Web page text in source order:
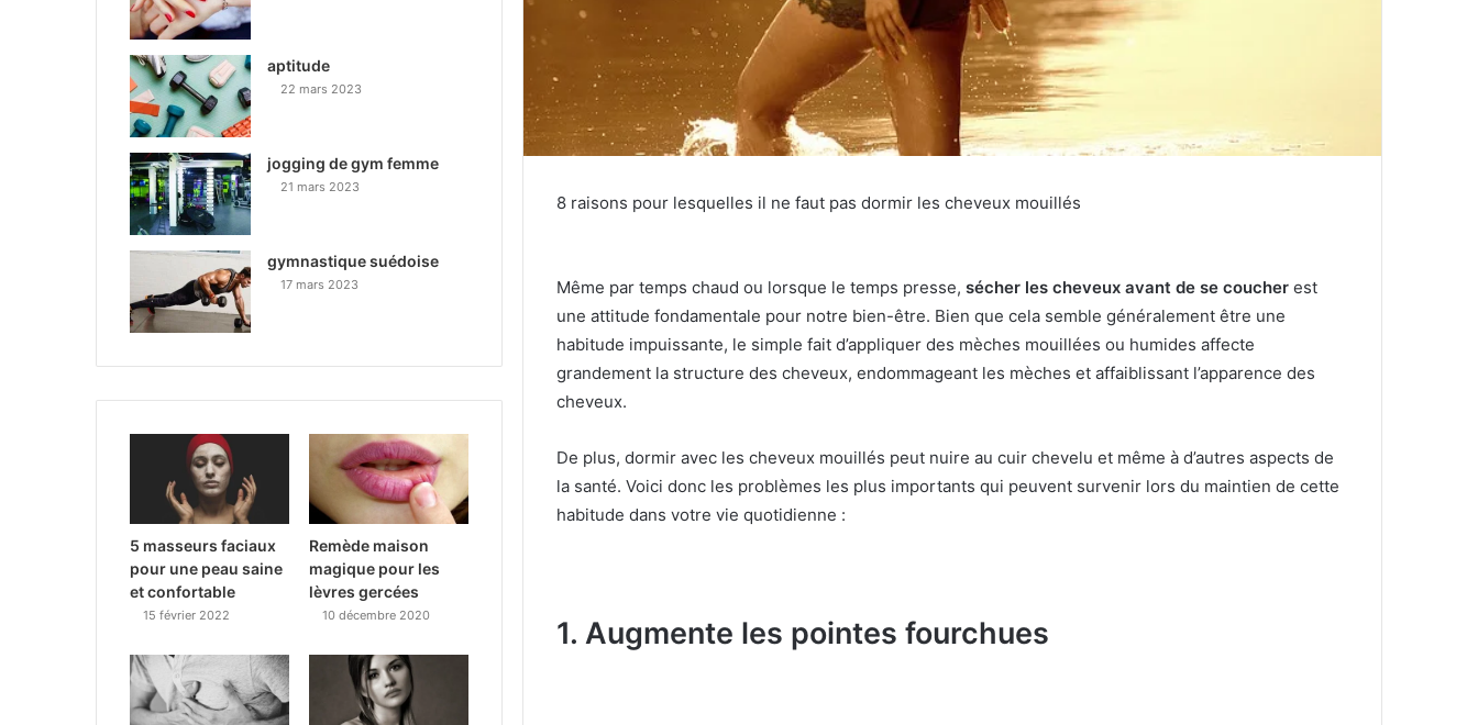
8 raisons pour lesquelles il ne faut pas dormir les cheveux mouillés
Même par temps chaud ou lorsque le temps presse, sécher les cheveux avant de se coucher est
une attitude fondamentale pour notre bien-être. Bien que cela semble généralement être une
habitude impuissante, le simple fait d’appliquer des mèches mouillées ou humides affecte
grandement la structure des cheveux, endommageant les mèches et affaiblissant l’apparence des
cheveux.
De plus, dormir avec les cheveux mouillés peut nuire au cuir chevelu et même à d’autres aspects de
la santé. Voici donc les problèmes les plus importants qui peuvent survenir lors du maintien de cette
habitude dans votre vie quotidienne :
1. Augmente les pointes fourchues
aptitude
22 mars 2023
jogging de gym femme
21 mars 2023
gymnastique suédoise
17 mars 2023
5 masseurs faciaux
pour une peau saine
et confortable
15 février 2022
Remède maison
magique pour les
lèvres gercées
10 décembre 2020